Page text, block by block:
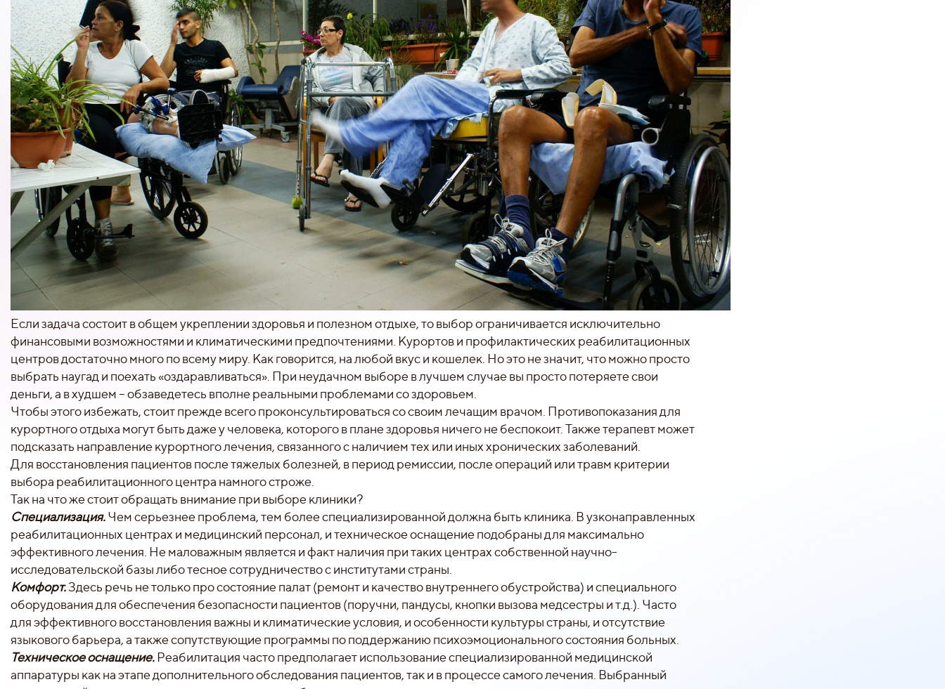
Если задача состоит в общем укреплении здоровья и полезном отдыхе, то выбор ограничивается исключительно
финансовыми возможностями и климатическими предпочтениями. Курортов и профилактических реабилитационных
центров достаточно много по всему миру. Как говорится, на любой вкус и кошелек. Но это не значит, что можно просто
выбрать наугад и поехать «оздаравливаться». При неудачном выборе в лучшем случае вы просто потеряете свои
деньги, а в худшем – обзаведетесь вполне реальными проблемами со здоровьем.
Чтобы этого избежать, стоит прежде всего проконсультироваться со своим лечащим врачом. Противопоказания для
курортного отдыха могут быть даже у человека, которого в плане здоровья ничего не беспокоит. Также терапевт может
подсказать направление курортного лечения, связанного с наличием тех или иных хронических заболеваний.
Для восстановления пациентов после тяжелых болезней, в период ремиссии, после операций или травм критерии
выбора реабилитационного центра намного строже.
Так на что же стоит обращать внимание при выборе клиники?
Специализация.Чем серьезнее проблема, тем более специализированной должна быть клиника. В узконаправленных
реабилитационных центрах и медицинский персонал, и техническое оснащение подобраны для максимально
эффективного лечения. Не маловажным является и факт наличия при таких центрах собственной научно-
исследовательской базы либо тесное сотрудничество с институтами страны.
Комфорт.Здесь речь не только про состояние палат (ремонт и качество внутреннего обустройства) и специального
оборудования для обеспечения безопасности пациентов (поручни, пандусы, кнопки вызова медсестры и т.д.). Часто
для эффективного восстановления важны и климатические условия, и особенности культуры страны, и отсутствие
языкового барьера, а также сопутствующие программы по поддержанию психоэмоционального состояния больных.
Техническое оснащение.Реабилитация часто предполагает использование специализированной медицинской
аппаратуры как на этапе дополнительного обследования пациентов, так и в процессе самого лечения. Выбранный